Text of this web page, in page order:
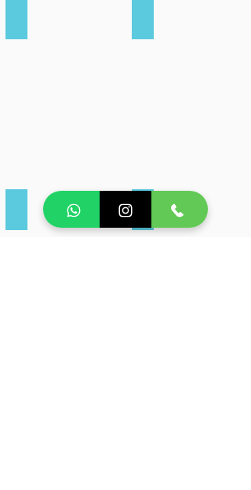
Farol de Cabo Frio Praia do Nudismo